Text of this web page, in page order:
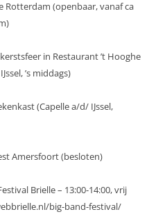
Rotterdam (openbaar, vanaf ca
in Restaurant ’t Hooghe
’s middags)
(Capelle a/d/ IJssel,
Amersfoort (besloten)
Brielle – 13:00-14:00, vrij
big-band-festival/